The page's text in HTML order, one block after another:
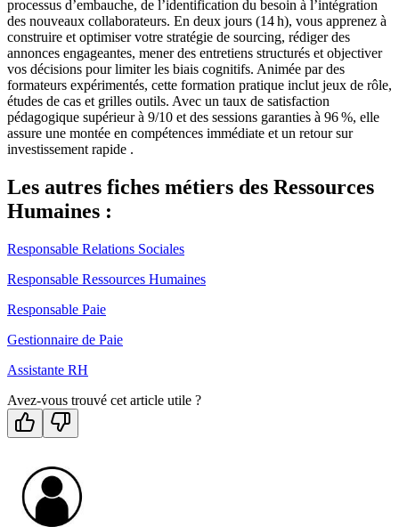
processus d’embauche, de l’identification du besoin à l’intégration
des nouveaux collaborateurs. En deux jours (14 h), vous apprenez à
construire et optimiser votre stratégie de sourcing, rédiger des
annonces engageantes, mener des entretiens structurés et objectiver
vos décisions pour limiter les biais cognitifs. Animée par des
formateurs expérimentés, cette formation pratique inclut jeux de rôle,
études de cas et grilles outils. Avec un taux de satisfaction
pédagogique supérieur à 9/10 et des sessions garanties à 96 %, elle
assure une montée en compétences immédiate et un retour sur
investissement rapide .
Les autres fiches métiers des Ressources
Humaines :
Responsable Relations Sociales
Responsable Ressources Humaines
Responsable Paie
Gestionnaire de Paie
Assistante RH
Avez-vous trouvé cet article utile ?